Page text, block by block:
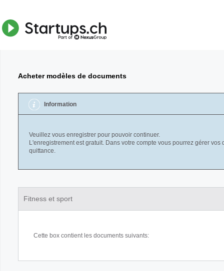
Acheter modèles de documents
Information
Veuillez vous enregistrer pour pouvoir continuer.
L'enregistrement est gratuit. Dans votre compte vous pourrez gérer vos
quittance.
Fitness et sport
Cette box contient les documents suivants: